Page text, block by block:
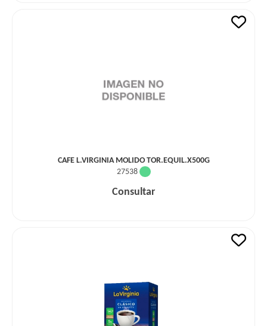
CAFE L.VIRGINIA MOLIDO TOR.EQUIL.X500G
27538
Consultar